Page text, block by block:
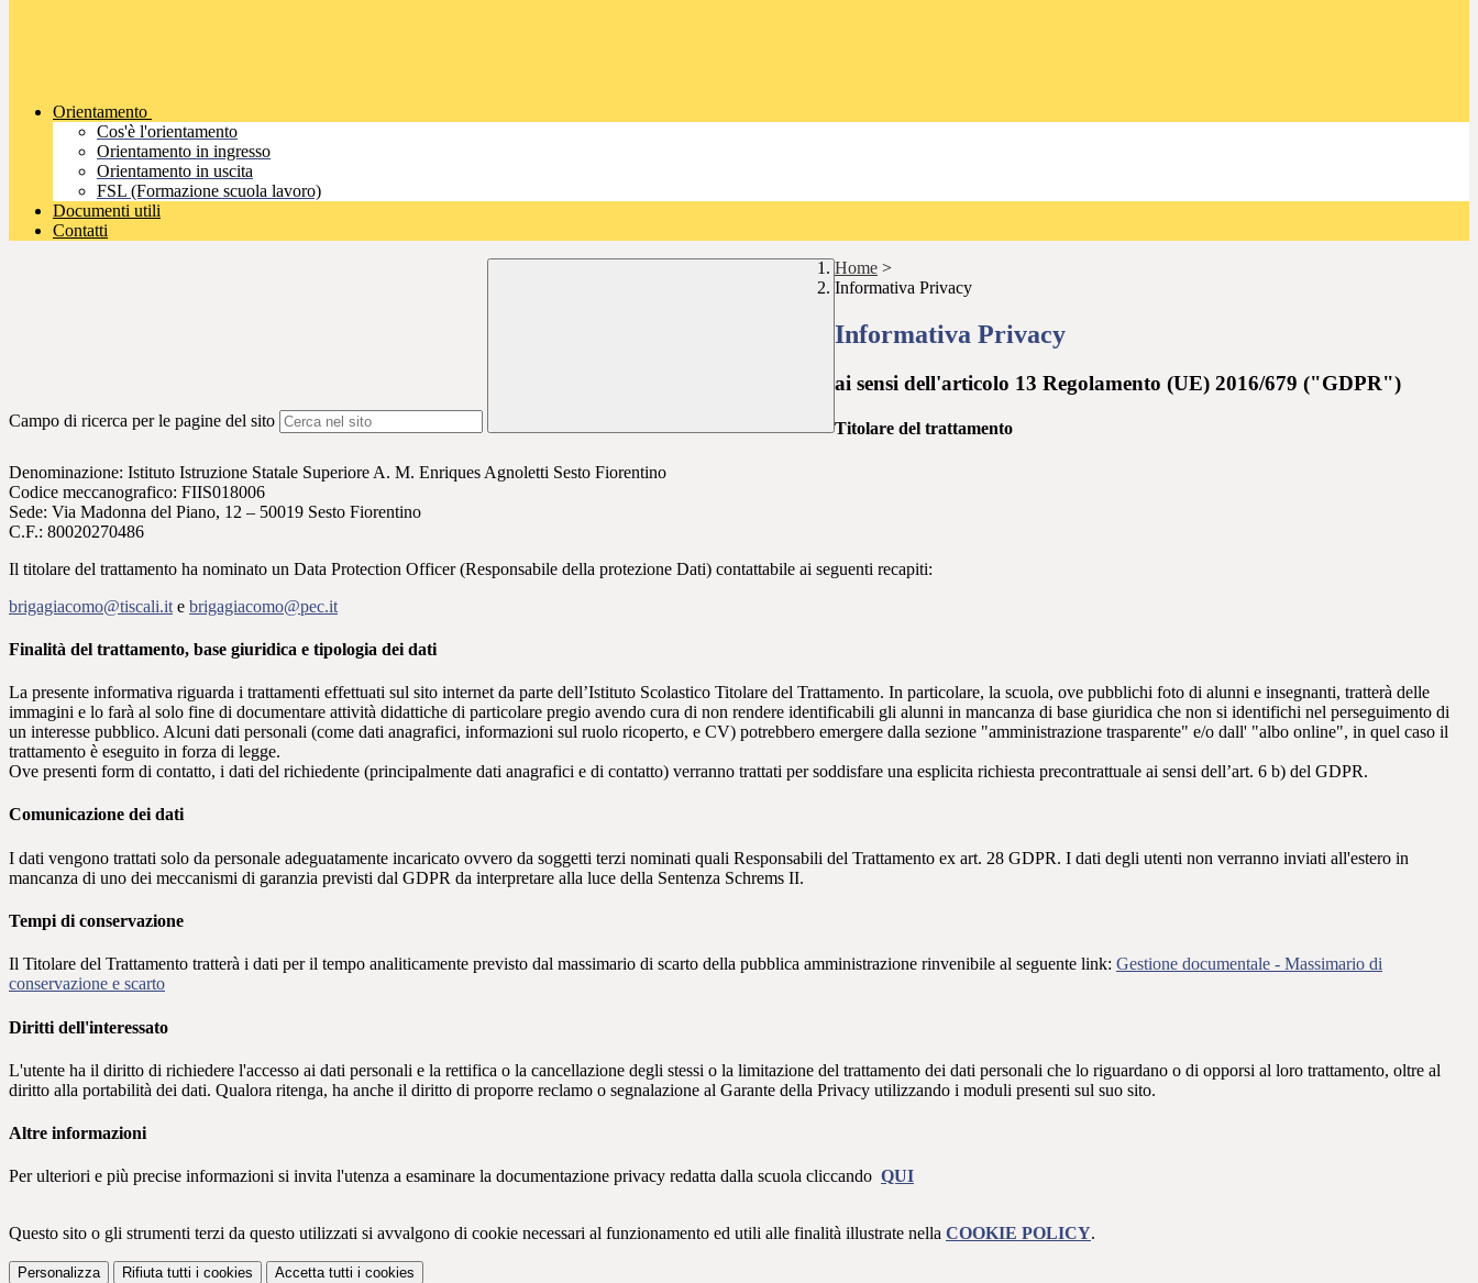
Orientamento
Cos'è l'orientamento
Orientamento in ingresso
Orientamento in uscita
FSL (Formazione scuola lavoro)
Documenti utili
Contatti
Campo di ricerca per le pagine del sito
Home >
Informativa Privacy
Informativa Privacy
ai sensi dell'articolo 13 Regolamento (UE) 2016/679 ("GDPR")
Titolare del trattamento
Denominazione: Istituto Istruzione Statale Superiore A. M. Enriques Agnoletti Sesto Fiorentino
Codice meccanografico: FIIS018006
Sede: Via Madonna del Piano, 12 – 50019 Sesto Fiorentino
C.F.: 80020270486
Il titolare del trattamento ha nominato un Data Protection Officer (Responsabile della protezione Dati) contattabile ai seguenti recapiti:
brigagiacomo@tiscali.it e brigagiacomo@pec.it
Finalità del trattamento, base giuridica e tipologia dei dati
La presente informativa riguarda i trattamenti effettuati sul sito internet da parte dell’Istituto Scolastico Titolare del Trattamento. In particolare, la scuola, ove pubblichi foto di alunni e insegnanti, tratterà delle
immagini e lo farà al solo fine di documentare attività didattiche di particolare pregio avendo cura di non rendere identificabili gli alunni in mancanza di base giuridica che non si identifichi nel perseguimento di
un interesse pubblico. Alcuni dati personali (come dati anagrafici, informazioni sul ruolo ricoperto, e CV) potrebbero emergere dalla sezione "amministrazione trasparente" e/o dall' "albo online", in quel caso il
trattamento è eseguito in forza di legge.
Ove presenti form di contatto, i dati del richiedente (principalmente dati anagrafici e di contatto) verranno trattati per soddisfare una esplicita richiesta precontrattuale ai sensi dell’art. 6 b) del GDPR.
Comunicazione dei dati
I dati vengono trattati solo da personale adeguatamente incaricato ovvero da soggetti terzi nominati quali Responsabili del Trattamento ex art. 28 GDPR. I dati degli utenti non verranno inviati all'estero in
mancanza di uno dei meccanismi di garanzia previsti dal GDPR da interpretare alla luce della Sentenza Schrems II.
Tempi di conservazione
Il Titolare del Trattamento tratterà i dati per il tempo analiticamente previsto dal massimario di scarto della pubblica amministrazione rinvenibile al seguente link: Gestione documentale - Massimario di
conservazione e scarto
Diritti dell'interessato
L'utente ha il diritto di richiedere l'accesso ai dati personali e la rettifica o la cancellazione degli stessi o la limitazione del trattamento dei dati personali che lo riguardano o di opporsi al loro trattamento, oltre al
diritto alla portabilità dei dati. Qualora ritenga, ha anche il diritto di proporre reclamo o segnalazione al Garante della Privacy utilizzando i moduli presenti sul suo sito.
Altre informazioni
Per ulteriori e più precise informazioni si invita l'utenza a esaminare la documentazione privacy redatta dalla scuola cliccando QUI
Questo sito o gli strumenti terzi da questo utilizzati si avvalgono di cookie necessari al funzionamento ed utili alle finalità illustrate nella COOKIE POLICY.
Personalizza Rifiuta tutti i cookies Accetta tutti i cookies